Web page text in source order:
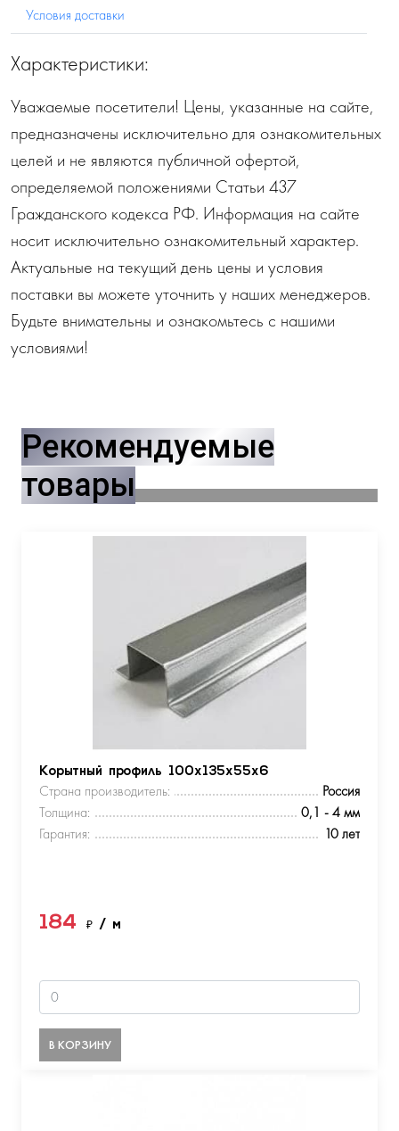
Условия доставки
Характеристики:
Уважаемые посетители! Цены, указанные на сайте,
предназначены исключительно для ознакомительных
целей и не являются публичной офертой,
определяемой положениями Статьи 437
Гражданского кодекса РФ. Информация на сайте
носит исключительно ознакомительный характер.
Актуальные на текущий день цены и условия
поставки вы можете уточнить у наших менеджеров.
Будьте внимательны и ознакомьтесь с нашими
условиями!
Рекомендуемые
товары
Корытный профиль 100х135х55х6
Страна производитель:
Россия
Толщина:
0,1 - 4 мм
Гарантия:
10 лет
184 ₽ / м
В КОРЗИНУ